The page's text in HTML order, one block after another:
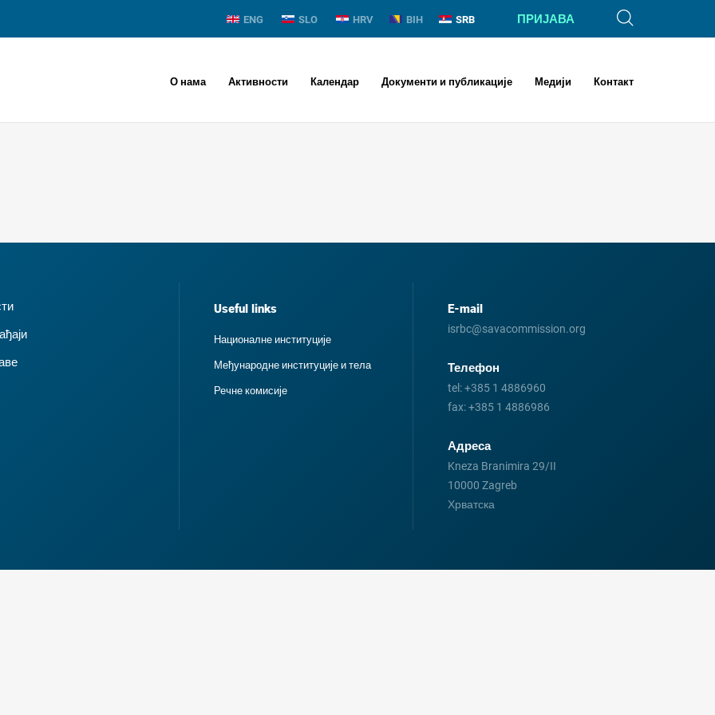
ENG SLO HRV BIH SRB ПРИЈАВА
О нама Активности Календар Документи и публикације Медији Контакт
Useful links
Националне институције
Међународне институције и тела
Речне комисије
E-mail
isrbc@savacommission.org
Телефон
tel:+385 1 4886960
fax:+385 1 4886986
Адреса
Kneza Branimira 29/II
10000 Zagreb
Хрватска